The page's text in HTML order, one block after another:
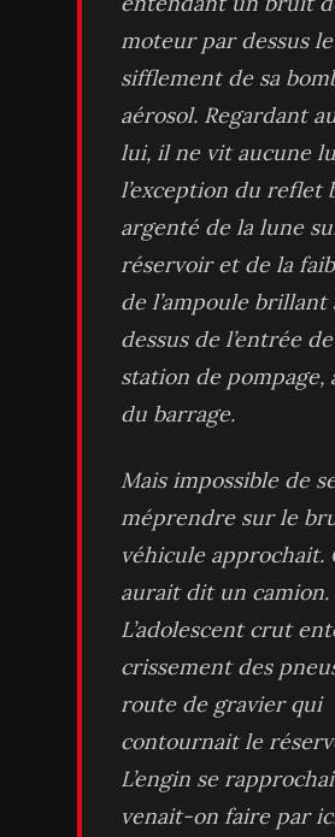
moteur par dessus le
sifflement de sa
aérosol. Regardant
lui, il ne vit aucune
l’exception du reflet
argenté de la lune
réservoir et de la
de l’ampoule brillant
dessus de l’entrée
station de pompage,
du barrage.
Mais impossible de
méprendre sur le
véhicule approchait.
aurait dit un camion.
L’adolescent crut
crissement des
route de gravier qui
contournait le
L’engin se
venait-on faire par